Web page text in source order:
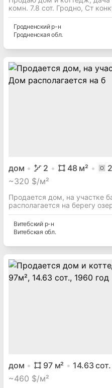
Гродненский р-н
Гродненская
обл.
Витебский р-н
Витебская